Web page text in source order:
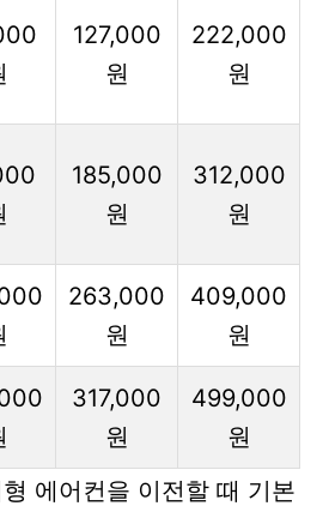
127,000
원
222,000
원
185,000
원
312,000
원
263,000
원
409,000
원
317,000
원
499,000
원
에어컨을 이전할 때 기본